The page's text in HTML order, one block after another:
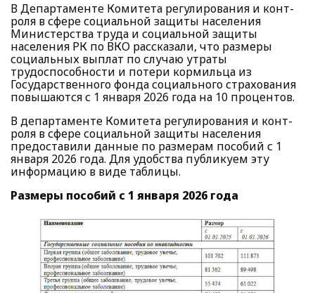
В Департаменте Комитета регулирования и конт­
роля в сфере социальной защиты населения
Министерства труда и социальной защиты
населения РК по ВКО рассказали, что размеры
социальных выплат по случаю утраты
трудоспособности и потери кормильца из
Государственного фонда социального страхования
повышаются с 1 января 2026 года на 10 процентов.
В департаменте Комитета регулирования и конт­
роля в сфере социальной защиты населения
предоставили данные по размерам пособий с 1
января 2026 года. Для удобства публикуем эту
информацию в виде таблицы.
Размеры пособий с 1 января 2026 года